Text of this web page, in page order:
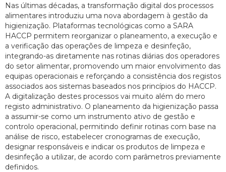
Nas últimas décadas, a transformação digital dos processos
alimentares introduziu uma nova abordagem à gestão da
higienização. Plataformas tecnológicas como a SARA
HACCP permitem reorganizar o planeamento, a execução e
a verificação das operações de limpeza e desinfeção,
integrando-as diretamente nas rotinas diárias dos operadores
do setor alimentar, promovendo um maior envolvimento das
equipas operacionais e reforçando a consistência dos registos
associados aos sistemas baseados nos princípios do HACCP.
A digitalização destes processos vai muito além do mero
registo administrativo. O planeamento da higienização passa
a assumir-se como um instrumento ativo de gestão e
controlo operacional, permitindo definir rotinas com base na
análise de risco, estabelecer cronogramas de execução,
designar responsáveis e indicar os produtos de limpeza e
desinfeção a utilizar, de acordo com parâmetros previamente
definidos.